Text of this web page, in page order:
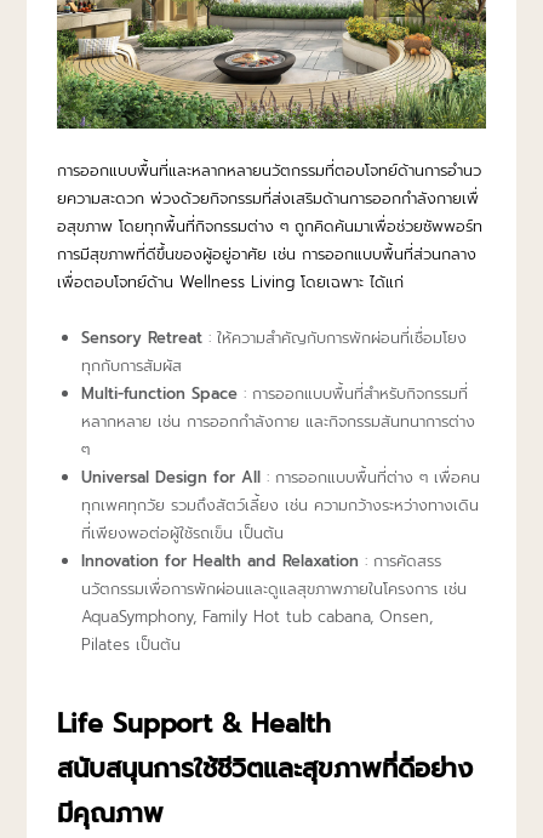
การออกแบบพื้นที่และหลากหลายนวัตกรรมที่ตอบโจทย์ด้านการอำนว
ยความสะดวก พ่วงด้วยกิจกรรมที่ส่งเสริมด้านการออกกำลังกายเพื่
อสุขภาพ โดยทุกพื้นที่กิจกรรมต่าง ๆ ถูกคิดค้นมาเพื่อช่วยซัพพอร์ท
การมีสุขภาพที่ดีขึ้นของผู้อยู่อาศัย เช่น การออกแบบพื้นที่ส่วนกลาง
เพื่อตอบโจทย์ด้าน Wellness Living โดยเฉพาะ ได้แก่
Sensory Retreat: ให้ความสำคัญกับการพักผ่อนที่เชื่อมโยง
ทุกกับการสัมผัส
Multi-function Space : การออกแบบพื้นที่สำหรับกิจกรรมที่
หลากหลาย เช่น การออกกำลังกาย และกิจกรรมสันทนาการต่าง
ๆ
Universal Design for All: การออกแบบพื้นที่ต่าง ๆ เพื่อคน
ทุกเพศทุกวัย รวมถึงสัตว์เลี้ยง เช่น ความกว้างระหว่างทางเดิน
ที่เพียงพอต่อผู้ใช้รถเข็น เป็นต้น
Innovation for Health and Relaxation : การคัดสรร
นวัตกรรมเพื่อการพักผ่อนและดูแลสุขภาพภายในโครงการ เช่น
AquaSymphony, Family Hot tub cabana, Onsen,
Pilates เป็นต้น
Life Support & Health
สนับสนุนการใช้ชีวิตและสุขภาพที่ดีอย่าง
มีคุณภาพ